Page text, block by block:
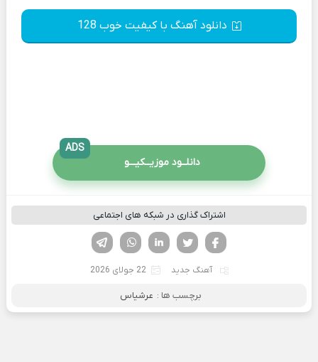
دانلود آهنگ با کیفیت خوب 128
دانلــود موزیــکیـــو
ADS
اشتراک گذاری در شبکه های اجتماعی
لینکدین تویتر
فیسوک
آهنگ جدید 22 جولای 2026
برچسب ها : عرشیاس